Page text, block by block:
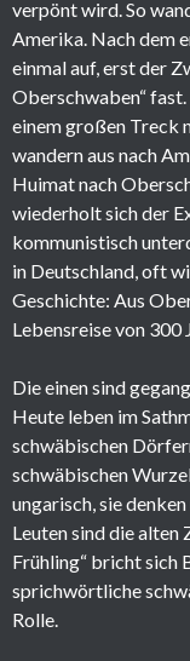
verpönt wird. So
Amerika. Nach dem
einmal auf, erst der
Oberschwaben“
einem großen Treck
wandern aus nach
Huimat nach
wiederholt sich der
kommunistisch
in Deutschland, oft
Geschichte: Aus
Lebensreise von 300
Die einen sind
Heute leben im
schwäbischen
schwäbischen
ungarisch, sie
Leuten sind die alten
Frühling“ bricht sich
sprichwörtliche
Rolle.